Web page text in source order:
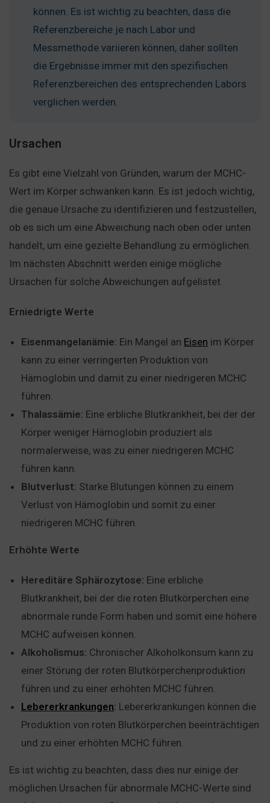
können. Es ist wichtig zu beachten, dass die
Referenzbereiche je nach Labor und
Messmethode variieren können, daher sollten
die Ergebnisse immer mit den spezifischen
Referenzbereichen des entsprechenden Labors
verglichen werden.
Ursachen
Es gibt eine Vielzahl von Gründen, warum der MCHC-
Wert im Körper schwanken kann. Es ist jedoch wichtig,
die genaue Ursache zu identifizieren und festzustellen,
ob es sich um eine Abweichung nach oben oder unten
handelt, um eine gezielte Behandlung zu ermöglichen.
Im nächsten Abschnitt werden einige mögliche
Ursachen für solche Abweichungen aufgelistet.
Erniedrigte Werte
Eisenmangelanämie: Ein Mangel an Eisen im Körper
kann zu einer verringerten Produktion von
Hämoglobin und damit zu einer niedrigeren MCHC
führen.
Thalassämie: Eine erbliche Blutkrankheit, bei der der
Körper weniger Hämoglobin produziert als
normalerweise, was zu einer niedrigeren MCHC
führen kann.
Blutverlust: Starke Blutungen können zu einem
Verlust von Hämoglobin und somit zu einer
niedrigeren MCHC führen.
Erhöhte Werte
Hereditäre Sphärozytose: Eine erbliche
Blutkrankheit, bei der die roten Blutkörperchen eine
abnormale runde Form haben und somit eine höhere
MCHC aufweisen können.
Alkoholismus: Chronischer Alkoholkonsum kann zu
einer Störung der roten Blutkörperchenproduktion
führen und zu einer erhöhten MCHC führen.
Lebererkrankungen: Lebererkrankungen können die
Produktion von roten Blutkörperchen beeinträchtigen
und zu einer erhöhten MCHC führen.
Es ist wichtig zu beachten, dass dies nur einige der
möglichen Ursachen für abnormale MCHC-Werte sind